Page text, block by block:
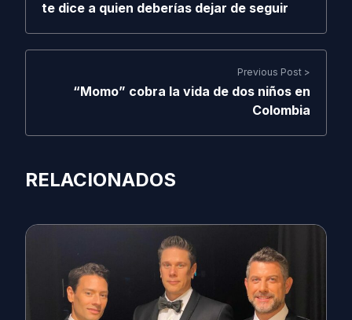
te dice a quien deberías dejar de seguir
Previous Post >
“Momo” cobra la vida de dos niños en
Colombia
RELACIONADOS